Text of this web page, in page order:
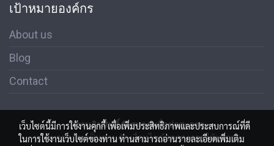
เป้าหมายองค์กร
About us
Blog
Contact
สงวนลิขสิทธิ์ © สมาคมสื่อช่อสะอาด
นโนบายความเป็นส่วนตัว เงื่อนไขข้อตกลงการใช้บริการ
เว็บไซต์นี้มีการใช้งานคุกกี้ เพื่อเพิ่มประสิทธิภาพและประสบการณ์ที่ดี
ในการใช้งานเว็บไซต์ของท่าน ท่านสามารถอ่านรายละเอียดเพิ่มเติม